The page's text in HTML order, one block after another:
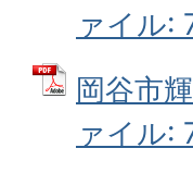
ァイル:
岡谷市
ァイル: